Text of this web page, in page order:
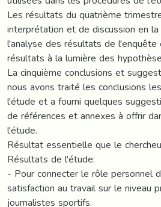
Les résultats du quatrième
interprétation et de discussion en
l'analyse des résultats de
résultats à la lumière des
La cinquième conclusions et
nous avons traité les conclusions
l'étude et a fourni quelques
de références et annexes à offrir
l'étude.
Résultat essentielle que le
Résultats de l'étude:
- Pour connecter le rôle personnel
satisfaction au travail sur le niveau
journalistes sportifs.